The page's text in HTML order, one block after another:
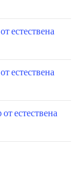
естествена
естествена
естествена